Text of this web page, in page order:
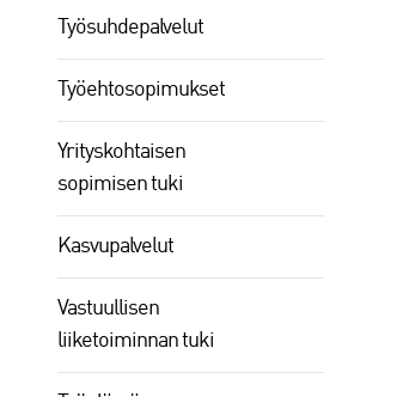
Työsuhdepalvelut
Työehtosopimukset
Yrityskohtaisen
sopimisen tuki
Kasvupalvelut
Vastuullisen
liiketoiminnan tuki